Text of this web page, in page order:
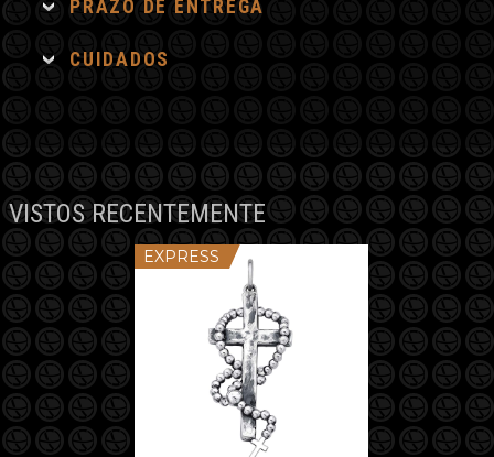
PRAZO DE ENTREGA
CUIDADOS
VISTOS RECENTEMENTE
EXPRESS